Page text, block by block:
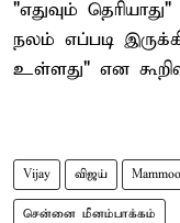
"எதுவும்
நலம் எப்படி
உள்ளது" என
Vijay விஜய்
சென்னை மீனம்பாக்கம்